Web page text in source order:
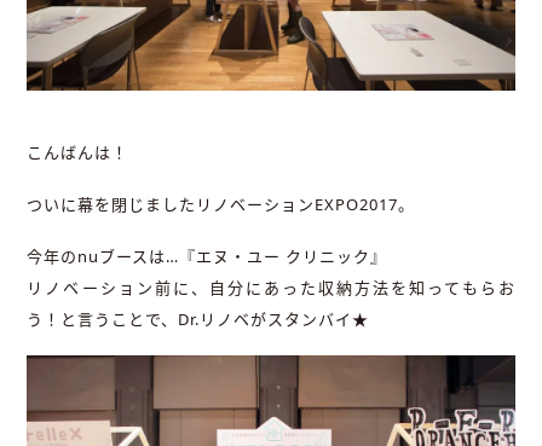
こんばんは！
ついに幕を閉じましたリノベーションEXPO2017。
今年のnuブースは…『エヌ・ユー クリニック』
リノベーション前に、自分にあった収納方法を知ってもらお
う！と言うことで、Dr.リノベがスタンバイ★